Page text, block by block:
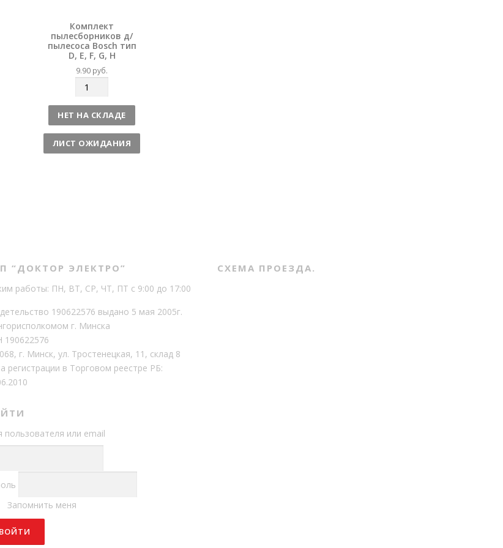
Комплект
пылесборников д/
пылесоса Bosch тип
D, E, F, G, H
9.90 руб.
л
и
ч
е
НЕТ НА СКЛАДЕ
ЛИСТ ОЖИДАНИЯ
“ДОКТОР ЭЛЕКТРО”
работы: ПН, ВТ, СР, ЧТ, ПТ с 9:00 до 17:00
190622576 выдано 5 мая 2005г.
г. Минска
190622576
г. Минск, ул. Тростенецкая, 11, склад 8
регистрации в Торговом реестре РБ:
пользователя или email
Запомнить меня
СХЕМА ПРОЕЗДА.